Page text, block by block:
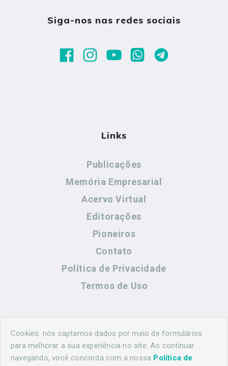
Siga-nos nas redes sociais
Links
Publicações
Memória Empresarial
Acervo Virtual
Editorações
Pioneiros
Contato
Política de Privacidade
Termos de Uso
Contato
(44) 99883-8883
Cookies: nós captamos dados por meio de formulários
para melhorar a sua experiência no site. Ao continuar
navegando, você concorda com a nossa Política de